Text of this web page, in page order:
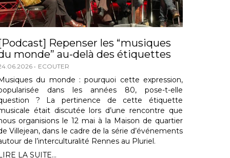
Repenser les “musiques
monde” au-delà des étiquettes
ECOUTER
du monde : pourquoi cette expression,
dans les années 80, pose-t-elle
? La pertinence de cette étiquette
était discutée lors d’une rencontre que
organisions le 12 mai à la Maison de quartier
Villejean, dans le cadre de la série d’événements
de l’interculturalité Rennes au Pluriel.
LA SUITE...